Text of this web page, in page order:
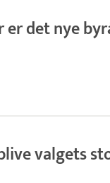
er det nye
valgets